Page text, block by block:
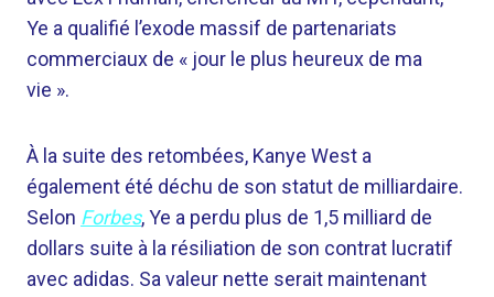
Ye a qualifié l’exode massif de partenariats
commerciaux de « jour le plus heureux de ma
vie ».
À la suite des retombées, Kanye West a
également été déchu de son statut de milliardaire.
Selon Forbes, Ye a perdu plus de 1,5 milliard de
dollars suite à la résiliation de son contrat lucratif
avec adidas. Sa valeur nette serait maintenant